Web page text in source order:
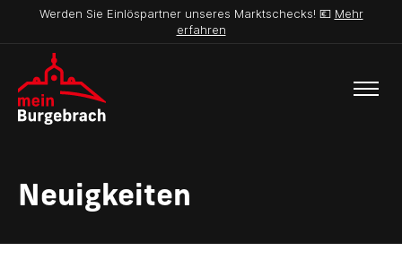
Werden Sie Einlöspartner unseres Marktschecks! 💶 Mehr
erfahren
Neuigkeiten